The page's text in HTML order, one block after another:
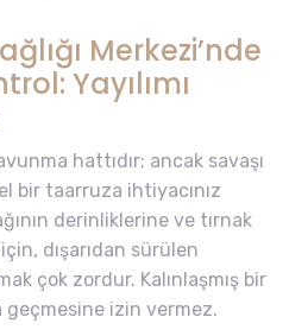
Merkezi’nde
Yayılımı
hattıdır; ancak savaşı
bir taarruza ihtiyacınız
derinliklerine ve tırnak
için, dışarıdan sürülen
çok zordur. Kalınlaşmış bir
geçmesine izin vermez.